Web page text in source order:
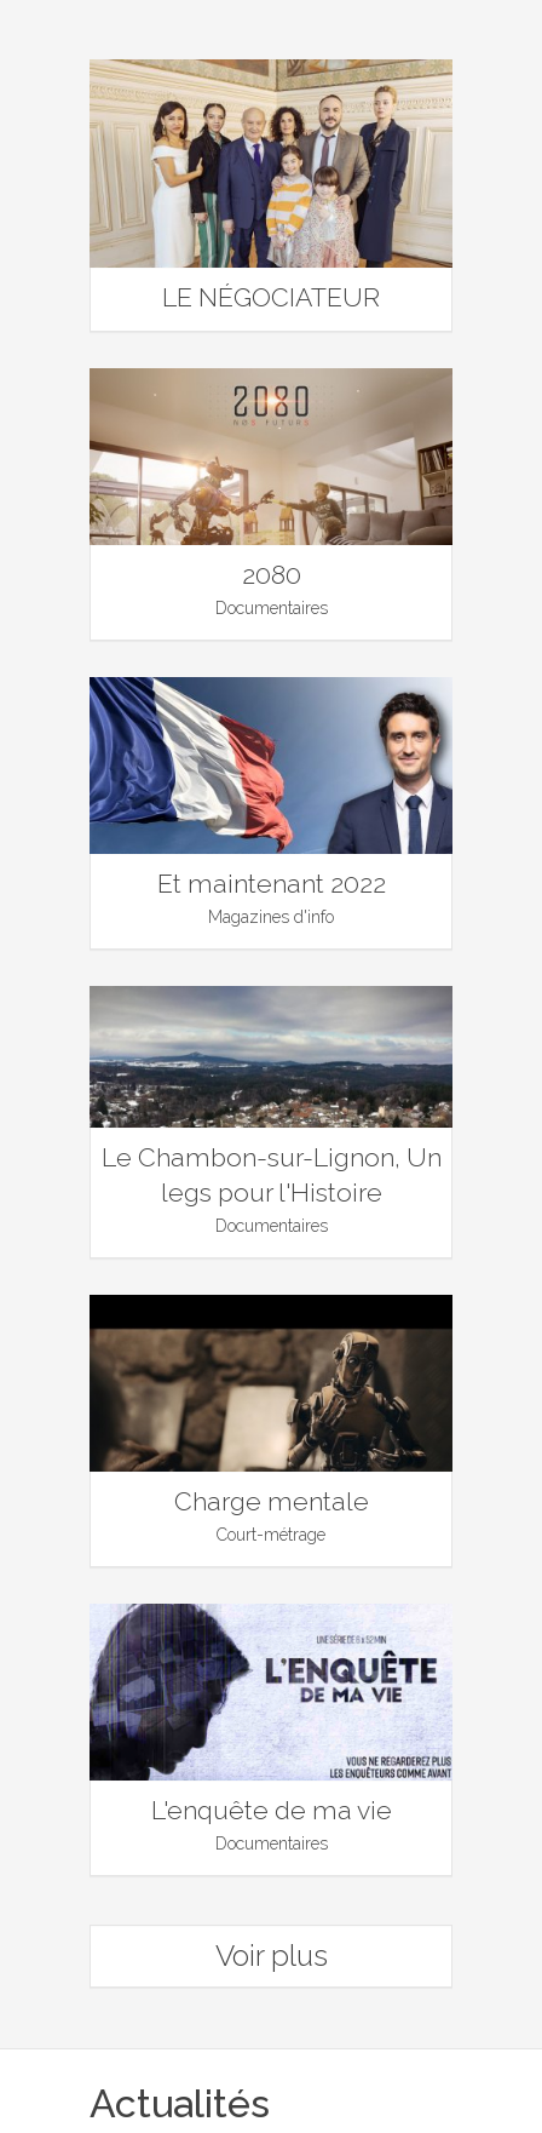
LE NÉGOCIATEUR
2080
Documentaires
Et maintenant 2022
Magazines d'info
Le Chambon-sur-Lignon, Un
legs pour l'Histoire
Documentaires
Charge mentale
Court-métrage
L'enquête de ma vie
Documentaires
Voir plus
Actualités